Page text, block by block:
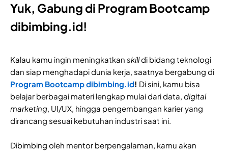
Yuk, Gabung di Program Bootcamp
dibimbing.id!
Kalau kamu ingin meningkatkan skilldi bidang teknologi
dan siap menghadapi dunia kerja, saatnya bergabung di
Program Bootcamp dibimbing.id! Di sini, kamu bisa
belajar berbagai materi lengkap mulai dari data, digital
marketing, UI/UX, hingga pengembangan karier yang
dirancang sesuai kebutuhan industri saat ini.
Dibimbing oleh mentor berpengalaman, kamu akan